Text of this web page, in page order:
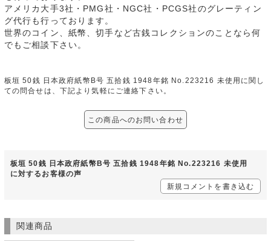
アメリカ大手3社・PMG社・NGC社・PCGS社のグレーティン
グ代行も行っております。
世界のコイン、紙幣、切手など古銭コレクションのことなら何
でもご相談下さい。
板垣 50銭 日本政府紙幣B号 五拾銭 1948年銘 No.223216 未使用に関し
ての問合せは、下記より気軽にご連絡下さい。
この商品へのお問い合わせ
板垣 50銭 日本政府紙幣B号 五拾銭 1948年銘 No.223216 未使用
に対するお客様の声
新規コメントを書き込む
関連商品